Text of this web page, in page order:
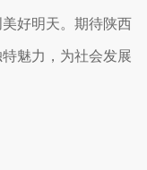
好明天。期待陕西
魅力，为社会发展